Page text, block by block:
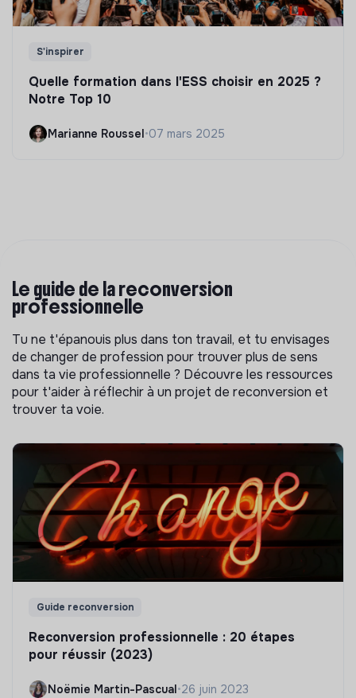
S'inspirer
Quelle formation dans l'ESS choisir en 2025 ?
Notre Top 10
Marianne Roussel•07 mars 2025
Le guide de la reconversion
professionnelle
Tu ne t'épanouis plus dans ton travail, et tu envisages
de changer de profession pour trouver plus de sens
dans ta vie professionnelle ? Découvre les ressources
pour t'aider à réflechir à un projet de reconversion et
trouver ta voie.
Guide reconversion
Reconversion professionnelle : 20 étapes
pour réussir (2023)
Noëmie Martin-Pascual•26 juin 2023